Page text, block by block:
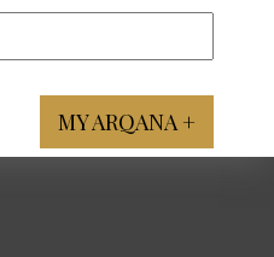
MY ARQANA +